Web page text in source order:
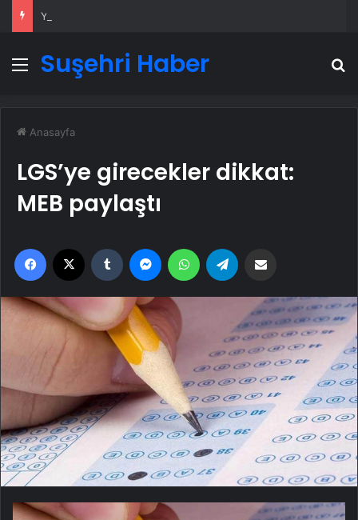
Menü
Suşehri Haber
Anasayfa
LGS’ye girecekler dikkat:
MEB paylaştı
Facebook Tumblr MessengerWhatsApp